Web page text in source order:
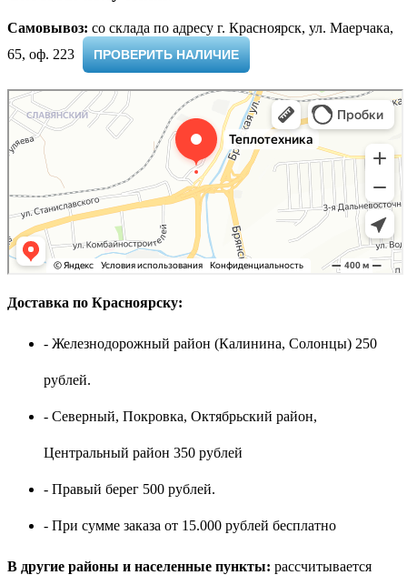
Самовывоз: cо склада по адресу г. Красноярск, ул. Маерчака,
65, оф. 223 ​
ПРОВЕРИТЬ НАЛИЧИЕ
Доставка по Красноярску:
- Железнодорожный район (Калинина, Солонцы) 250
рублей.
- Северный, Покровка, Октябрьский район,
Центральный район 350 рублей
- Правый берег 500 рублей.
- При сумме заказа от 15.000 рублей бесплатно
В другие районы и населенные пункты: рассчитывается